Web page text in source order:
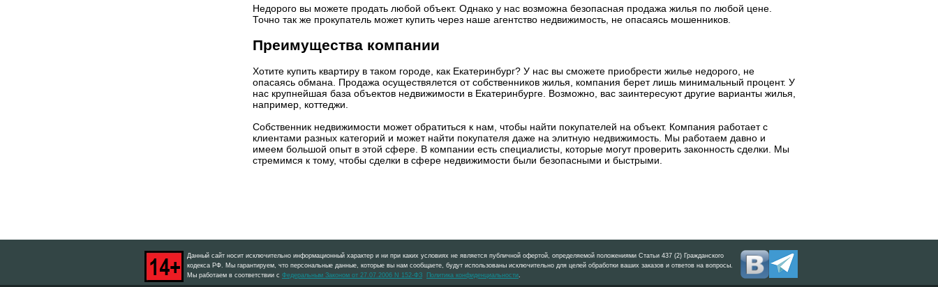
Недорого вы можете продать любой объект. Однако у нас возможна безопасная продажа жилья по любой цене.
Точно так же прокупатель может купить через наше агентство недвижимость, не опасаясь мошенников.
Преимущества компании
Хотите купить квартиру в таком городе, как Екатеринбург? У нас вы сможете приобрести жилье недорого, не
опасаясь обмана. Продажа осуществялется от собственников жилья, компания берет лишь минимальный процент. У
нас крупнейшая база объектов недвижимости в Екатеринбурге. Возможно, вас заинтересуют другие варианты жилья,
например, коттеджи.
Собственник недвижимости может обратиться к нам, чтобы найти покупателей на объект. Компания работает с
клиентами разных категорий и может найти покупателя даже на элитную недвижимость. Мы работаем давно и
имеем большой опыт в этой сфере. В компании есть специалисты, которые могут проверить законность сделки. Мы
стремимся к тому, чтобы сделки в сфере недвижимости были безопасными и быстрыми.
Данный сайт носит исключительно информационный характер и ни при каких условиях не является публичной офертой, определяемой положениями Статьи 437 (2) Гражданского
кодекса РФ. Мы гарантируем, что персональные данные, которые вы нам сообщаете, будут использованы исключительно для целей обработки ваших заказов и ответов на вопросы.
Мы работаем в соответствии с Федеральным Законом от 27.07.2006 N 152-ФЗ Политика конфиденциальности.